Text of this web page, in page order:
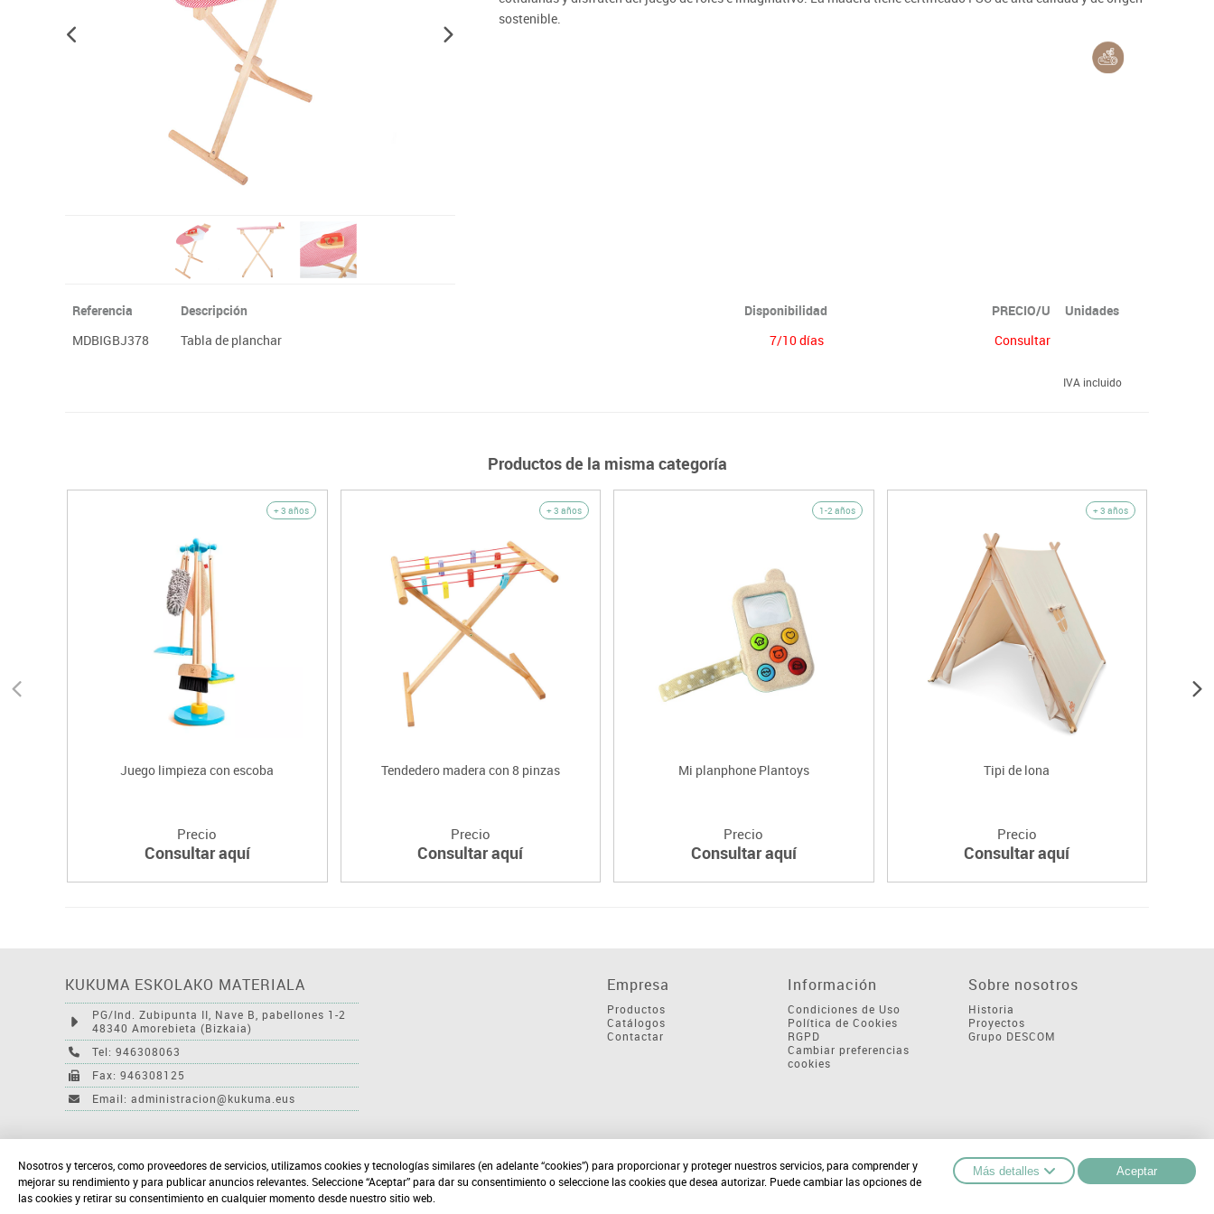
Plastifica, encuaderna, destruye
Lenguaje & idiomas
sostenible.
Referencia Descripción Disponibilidad PRECIO/U
Unidades
MDBIGBJ378
Tabla de planchar 7/10 días Consultar
IVA incluido
Productos de la misma categoría
+ 3 años
Juego limpieza con escoba
Precio
Consultar aquí
+ 3 años
Tendedero madera con 8 pinzas
Precio
Consultar aquí
1-2 años
Mi planphone Plantoys
Precio
Consultar aquí
+ 3 años
Tipi de lona
Precio
Consultar aquí
KUKUMA ESKOLAKO MATERIALA
PG/Ind. Zubipunta II, Nave B, pabellones 1-2
48340 Amorebieta (Bizkaia)
Tel: 946308063
Fax: 946308125
Email: administracion@kukuma.eus
Empresa
Productos
Catálogos
Contactar
Información
Condiciones de Uso
Política de Cookies
RGPD
Cambiar preferencias
cookies
Sobre nosotros
Historia
Proyectos
Grupo DESCOM
Nosotros y terceros, como proveedores de servicios, utilizamos cookies y tecnologías similares (en adelante “cookies”) para proporcionar y proteger nuestros servicios, para comprender y
mejorar su rendimiento y para publicar anuncios relevantes. Seleccione “Aceptar” para dar su consentimiento o seleccione las cookies que desea autorizar. Puede cambiar las opciones de
las cookies y retirar su consentimiento en cualquier momento desde nuestro sitio web.
Más detalles Aceptar